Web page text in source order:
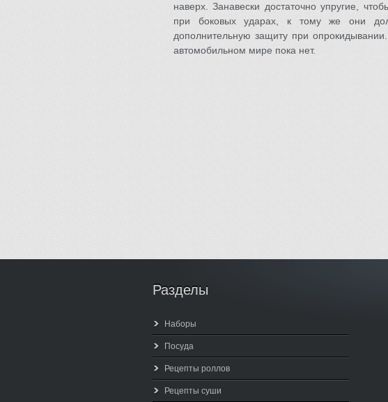
наверх. Занавески достаточно упругие,
при боковых ударах, к тому же они
дополнительную защиту при
автомобильном мире пока нет.
Разделы
Наборы
Посуда
Рецепты роллов
Рецепты суши